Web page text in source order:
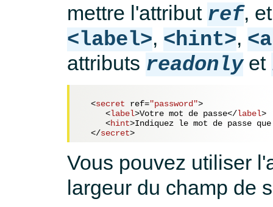
mettre l'attribut ref,
<label>, <hint>,
attributs readonlyet
<secret ref="password">
<label>Votre mot de passe</label>
<hint>Indiquez le mot de passe
</secret>
Vous pouvez utiliser
largeur du champ de